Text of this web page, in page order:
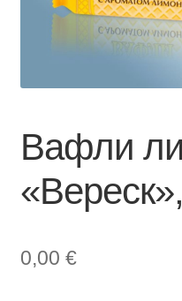
Вафли
0,00 €